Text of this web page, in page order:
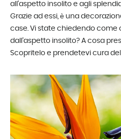
all'aspetto insolito e agli
Grazie ad essi, è una
case. Vi state chiedendo come
dall'aspetto insolito? A cosa
Scopritelo e prendetevi cura